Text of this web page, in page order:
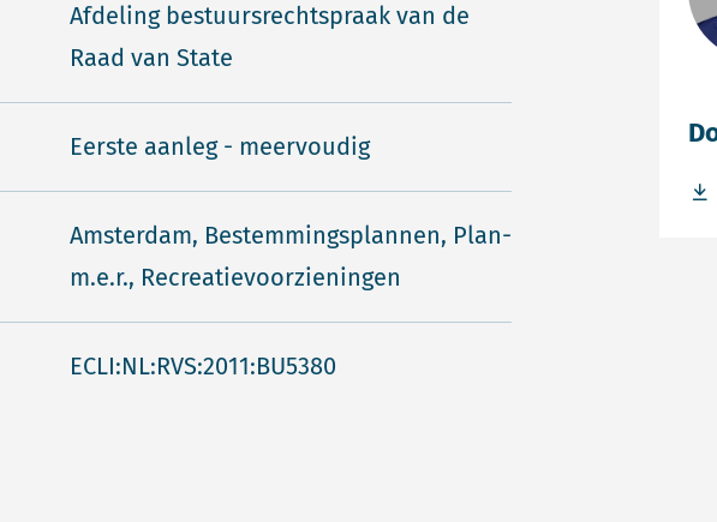
Afdeling bestuursrechtspraak van de
Raad van State
Eerste aanleg - meervoudig
Amsterdam, Bestemmingsplannen, Plan-
m.e.r., Recreatievoorzieningen
ECLI:NL:RVS:2011:BU5380